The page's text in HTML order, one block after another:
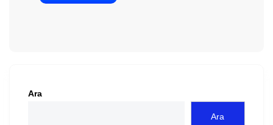
Ara
Ara